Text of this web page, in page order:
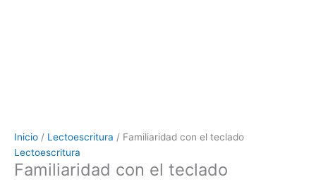
Inicio / Lectoescritura / Familiaridad con el teclado
Lectoescritura
Familiaridad con el teclado